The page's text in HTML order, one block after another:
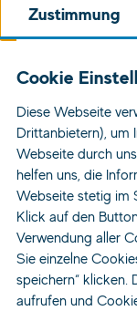
Zustimmung
Cookie
Diese Webseite
Drittanbietern), um
Webseite durch
helfen uns, die
Webseite stetig im
Klick auf den
Verwendung aller
Sie einzelne
speichern“ klicken.
aufrufen und